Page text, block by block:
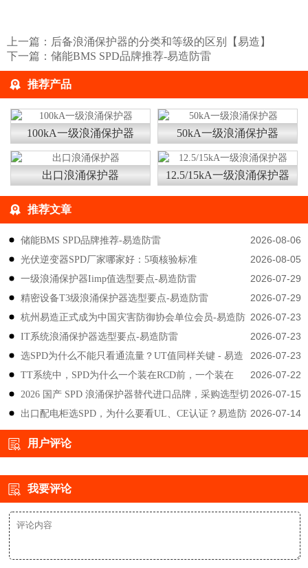
上一篇： 后备浪涌保护器的分类和等级的区别【易造】
下一篇： 储能BMS SPD品牌推荐-易造防雷
推荐产品
100kA一级浪涌保护器 50kA一级浪涌保护器
出口浪涌保护器 12.5/15kA一级浪涌保护器
推荐文章
2026-08-06
储能BMS SPD品牌推荐-易造防雷
2026-08-05
光伏逆变器SPD厂家哪家好：5项核验标准
2026-07-29
一级浪涌保护器Iimp值选型要点-易造防雷
2026-07-29
精密设备T3级浪涌保护器选型要点-易造防雷
2026-07-23
杭州易造正式成为中国灾害防御协会单位会员-易造防
雷
2026-07-23
IT系统浪涌保护器选型要点-易造防雷
2026-07-23
选SPD为什么不能只看通流量？UT值同样关键 - 易造
防雷
2026-07-22
TT系统中，SPD为什么一个装在RCD前，一个装在
后？-易造防雷
2026-07-15
2026 国产 SPD 浪涌保护器替代进口品牌，采购选型切
勿只对比价格-易造防雷
2026-07-14
出口配电柜选SPD，为什么要看UL、CE认证？易造防
用户评论
我要评论